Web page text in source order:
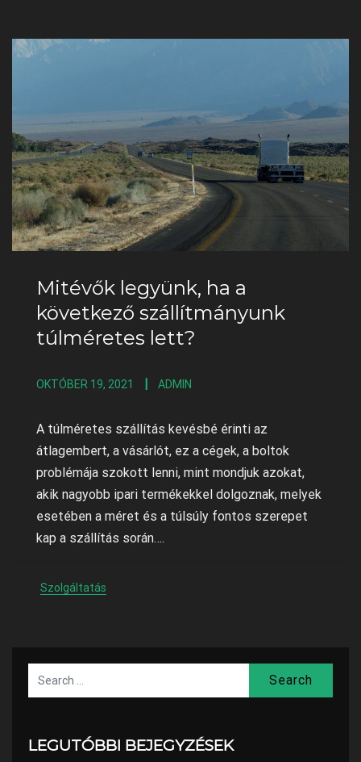
Mitévők legyünk, ha a
következő szállítmányunk
túlméretes lett?
OKTÓBER 19, 2021 ADMIN
A túlméretes szállítás kevésbé érinti az
átlagembert, a vásárlót, ez a cégek, a boltok
problémája szokott lenni, mint mondjuk azokat,
akik nagyobb ipari termékekkel dolgoznak, melyek
esetében a méret és a túlsúly fontos szerepet
kap a szállítás során….
Szolgáltatás
LEGUTÓBBI BEJEGYZÉSEK